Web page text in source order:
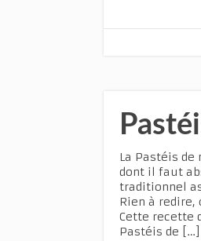
La Pastéis
dont il faut
traditionnel
Rien à
Cette recette
Pastéis de […]